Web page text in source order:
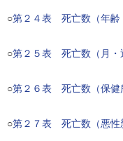
○第２４表 死亡数（年齢
○第２５表 死亡数（月・
○第２６表 死亡数（保健
○第２７表 死亡数（悪性